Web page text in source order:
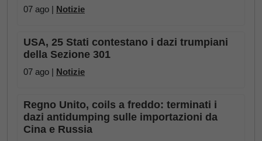
07 ago | Notizie
USA, 25 Stati contestano i dazi trumpiani
della Sezione 301
07 ago | Notizie
Regno Unito, coils a freddo: terminati i
dazi antidumping sulle importazioni da
Cina e Russia